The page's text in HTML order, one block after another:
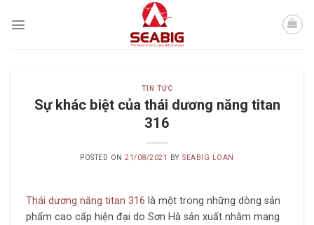
TIN TỨC
Sự khác biệt của thái dương năng titan
316
POSTED ON21/08/2021 BYSEABIG LOAN
Thái dương năng titan 316 là một trong những dòng sản
phẩm cao cấp hiện đại do Sơn Hà sản xuất nhằm mang